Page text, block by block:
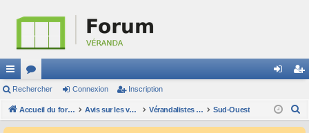
ac
co
or
u ne cri
Rechercher Connexion Inscription
Accueil du forum Avis sur les verandalistes et les devis Vérandalistes par secteur Sud-Ouest